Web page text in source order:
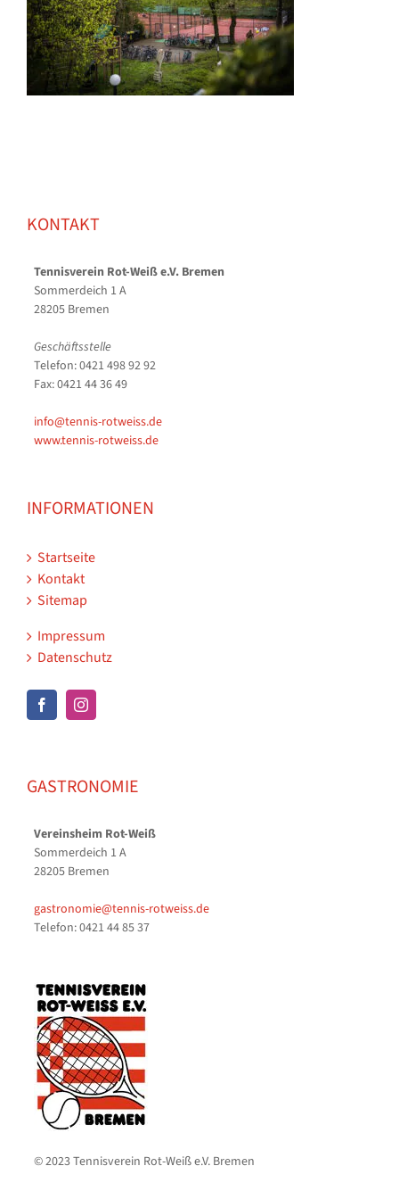
KONTAKT
Tennisverein Rot-Weiß e.V. Bremen
Sommerdeich 1 A
28205 Bremen
Geschäftsstelle
Telefon: 0421 498 92 92
Fax: 0421 44 36 49
info@tennis-rotweiss.de
www.tennis-rotweiss.de
INFORMATIONEN
Startseite
Kontakt
Sitemap
Impressum
Datenschutz
GASTRONOMIE
Vereinsheim Rot-Weiß
Sommerdeich 1 A
28205 Bremen
gastronomie@tennis-rotweiss.de
Telefon: 0421 44 85 37
© 2023 Tennisverein Rot-Weiß e.V. Bremen